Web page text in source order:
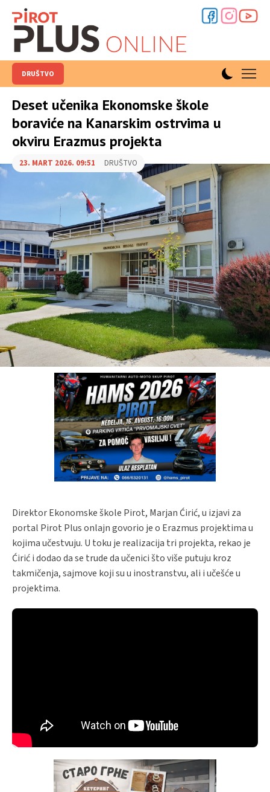
DRUŠTVO
Deset učenika Ekonomske škole
boraviće na Kanarskim ostrvima u
okviru Erazmus projekta
23. MART 2026. 09:51 DRUŠTVO
Direktor Ekonomske škole Pirot, Marjan Ćirić, u izjavi za
portal Pirot Plus onlajn govorio je o Erazmus projektima u
kojima učestvuju. U toku je realizacija tri projekta, rekao je
Ćirić i dodao da se trude da učenici što više putuju kroz
takmičenja, sajmove koji su u inostranstvu, ali i učešće u
projektima.